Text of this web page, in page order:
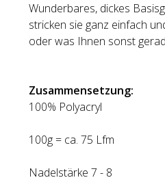
Wunderbares, dickes
stricken sie ganz einfach
oder was Ihnen sonst
Zusammensetzung:
100% Polyacryl
100g = ca. 75 Lfm
Nadelstärke 7 - 8